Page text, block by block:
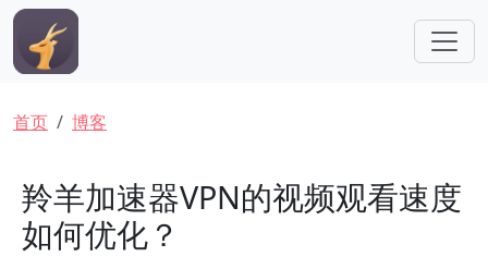
跳转到主要内容
面包屑
首页 博客
羚羊加速器VPN的视频观看速度
如何优化？